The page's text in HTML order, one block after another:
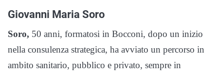
Giovanni Maria Soro
Soro, 50 anni, formatosi in Bocconi, dopo un inizio
nella consulenza strategica, ha avviato un percorso in
ambito sanitario, pubblico e privato, sempre in